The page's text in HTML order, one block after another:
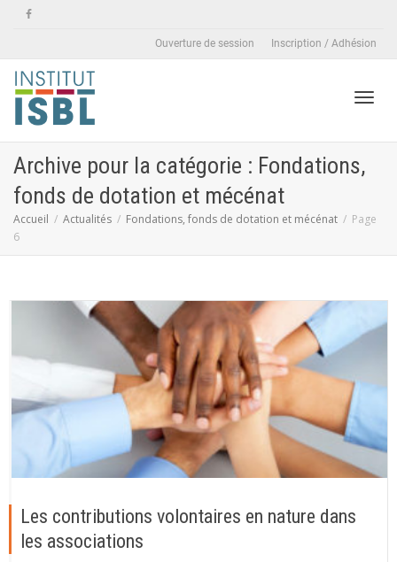
Ouverture de session Inscription / Adhésion
Archive pour la catégorie : Fondations,
fonds de dotation et mécénat
Accueil Actualités Fondations, fonds de dotation et mécénat
Page
6
Les contributions volontaires en nature dans
les associations